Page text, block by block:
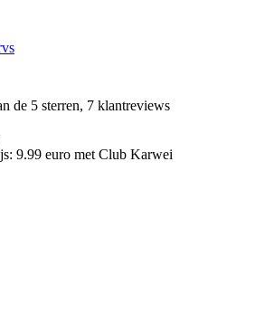
de 5 sterren, 7 klantreviews
9.99 euro met Club Karwei